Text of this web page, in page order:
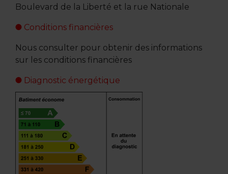
Boulevard de la Liberté et la rue Nationale
Conditions financières
Nous consulter pour obtenir des informations
sur les conditions financières
Diagnostic énergétique